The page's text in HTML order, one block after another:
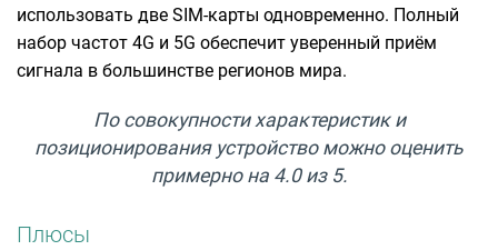
использовать две SIM-карты одновременно. Полный
набор частот 4G и 5G обеспечит уверенный приём
сигнала в большинстве регионов мира.
По совокупности характеристик и
позиционирования устройство можно оценить
примерно на 4.0 из 5.
Плюсы